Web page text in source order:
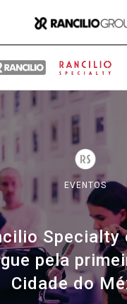
EVENTOS
Specialty
pela
Cidade do
Produtos Notícias